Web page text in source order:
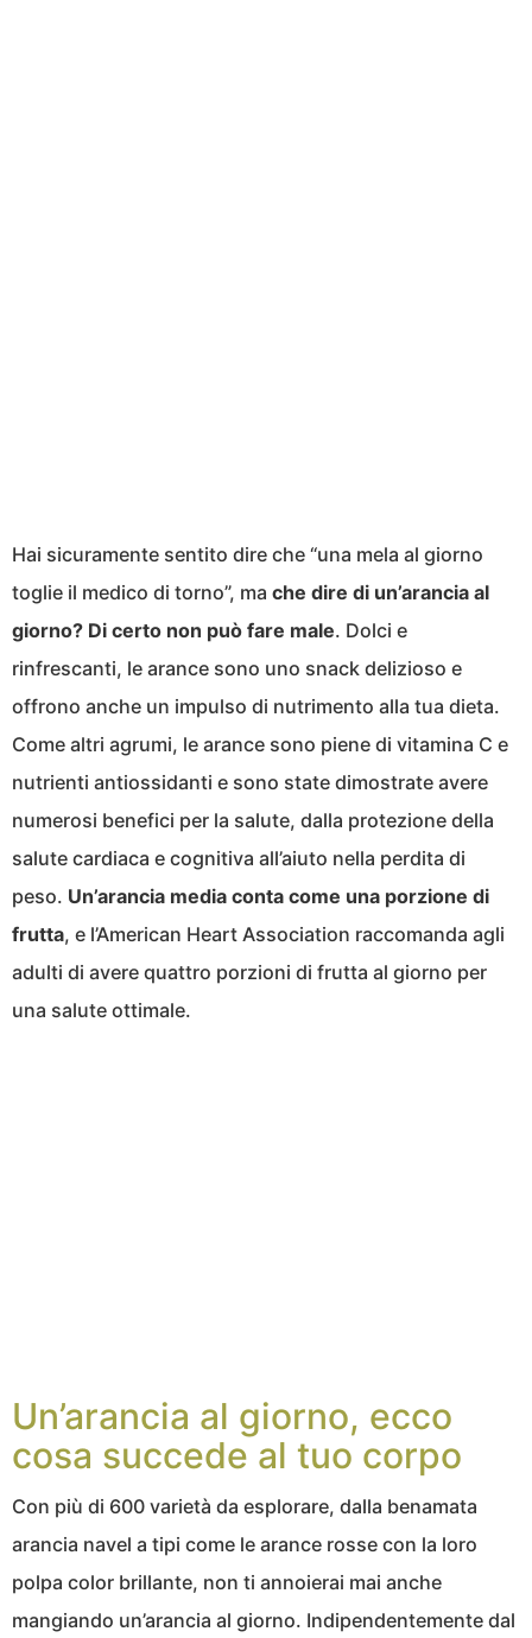
Hai sicuramente sentito dire che “una mela al giorno
toglie il medico di torno”, ma che dire di un’arancia al
giorno? Di certo non può fare male. Dolci e
rinfrescanti, le arance sono uno snack delizioso e
offrono anche un impulso di nutrimento alla tua dieta.
Come altri agrumi, le arance sono piene di vitamina C e
nutrienti antiossidanti e sono state dimostrate avere
numerosi benefici per la salute, dalla protezione della
salute cardiaca e cognitiva all’aiuto nella perdita di
peso. Un’arancia media conta come una porzione di
frutta, e l’American Heart Association raccomanda agli
adulti di avere quattro porzioni di frutta al giorno per
una salute ottimale.
Un’arancia al giorno, ecco
cosa succede al tuo corpo
Con più di 600 varietà da esplorare, dalla benamata
arancia navel a tipi come le arance rosse con la loro
polpa color brillante, non ti annoierai mai anche
mangiando un’arancia al giorno. Indipendentemente dal